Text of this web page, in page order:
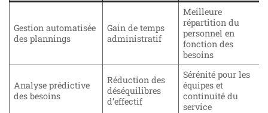
Gestion automatisée
des plannings
Gain de temps
administratif
Meilleure
répartition du
personnel en
fonction des
besoins
Analyse prédictive
des besoins
Réduction des
déséquilibres
d’effectif
Sérénité pour les
équipes et
continuité du
service